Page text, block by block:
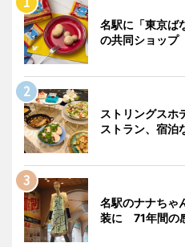
名駅に「東京ば
の共同ショッ
ストリングス
ストラン、宿泊
名駅のナナちゃ
装に 71年間の